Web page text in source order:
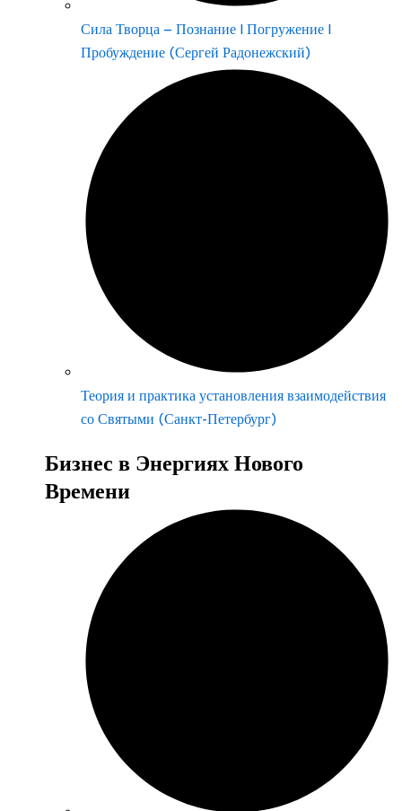
Сила Творца – Познание | Погружение |
Пробуждение (Сергей Радонежский)
Теория и практика установления взаимодействия
со Святыми (Санкт-Петербург)
Бизнес в Энергиях Нового
Времени